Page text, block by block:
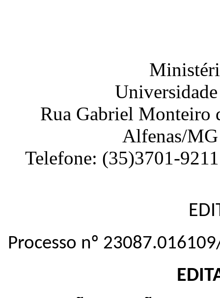
Rua Gabriel Monteiro
Alfenas/MG
Telefone: (35)3701-9211
Processo nº